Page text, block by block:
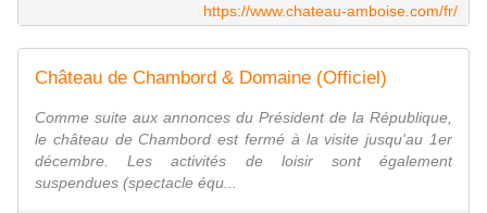
https://www.chateau-amboise.com/fr/
Château de Chambord & Domaine (Officiel)
Comme suite aux annonces du Président de la République,
le château de Chambord est fermé à la visite jusqu'au 1er
décembre. Les activités de loisir sont également
suspendues (spectacle équ...